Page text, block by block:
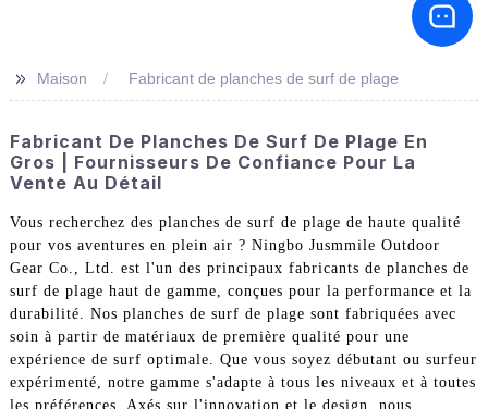
>> Maison Fabricant de planches de surf de plage
Fabricant De Planches De Surf De Plage En
Gros | Fournisseurs De Confiance Pour La
Vente Au Détail
Vous recherchez des planches de surf de plage de haute qualité
pour vos aventures en plein air ? Ningbo Jusmmile Outdoor
Gear Co., Ltd. est l'un des principaux fabricants de planches de
surf de plage haut de gamme, conçues pour la performance et la
durabilité. Nos planches de surf de plage sont fabriquées avec
soin à partir de matériaux de première qualité pour une
expérience de surf optimale. Que vous soyez débutant ou surfeur
expérimenté, notre gamme s'adapte à tous les niveaux et à toutes
les préférences. Axés sur l'innovation et le design, nous